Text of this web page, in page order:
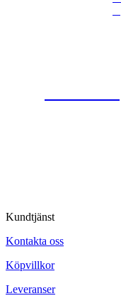
Kundtjänst
Kontakta oss
Köpvillkor
Leveranser